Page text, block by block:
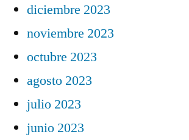
diciembre 2023
noviembre 2023
octubre 2023
agosto 2023
julio 2023
junio 2023